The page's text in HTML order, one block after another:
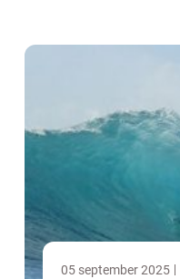
05 september 2025